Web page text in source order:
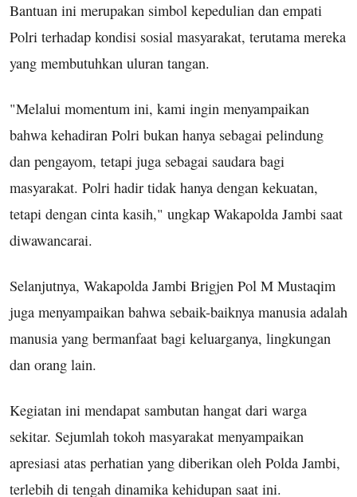
Bantuan ini merupakan simbol kepedulian dan empati
Polri terhadap kondisi sosial masyarakat, terutama mereka
yang membutuhkan uluran tangan.
"Melalui momentum ini, kami ingin menyampaikan
bahwa kehadiran Polri bukan hanya sebagai pelindung
dan pengayom, tetapi juga sebagai saudara bagi
masyarakat. Polri hadir tidak hanya dengan kekuatan,
tetapi dengan cinta kasih," ungkap Wakapolda Jambi saat
diwawancarai.
Selanjutnya, Wakapolda Jambi Brigjen Pol M Mustaqim
juga menyampaikan bahwa sebaik-baiknya manusia adalah
manusia yang bermanfaat bagi keluarganya, lingkungan
dan orang lain.
Kegiatan ini mendapat sambutan hangat dari warga
sekitar. Sejumlah tokoh masyarakat menyampaikan
apresiasi atas perhatian yang diberikan oleh Polda Jambi,
terlebih di tengah dinamika kehidupan saat ini.